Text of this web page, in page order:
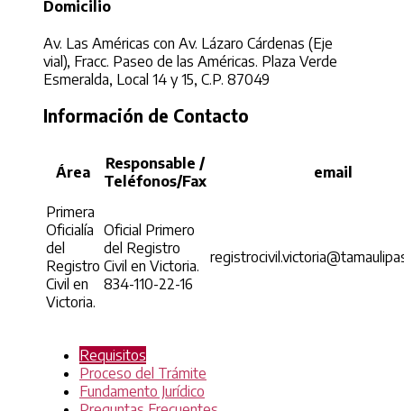
Domicilio
Av. Las Américas con Av. Lázaro Cárdenas (Eje
vial), Fracc. Paseo de las Américas. Plaza Verde
Esmeralda, Local 14 y 15, C.P. 87049
Información de Contacto
Área
Responsable /
Teléfonos/Fax
email
Primera
Oficialía
del
Registro
Civil en
Victoria.
Oficial Primero
del Registro
Civil en Victoria.
834-110-22-16
Requisitos
Proceso del Trámite
Fundamento Jurídico